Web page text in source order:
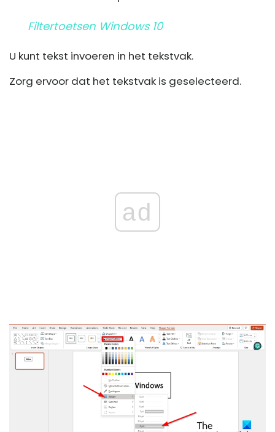
Filtertoetsen Windows 10
U kunt tekst invoeren in het tekstvak.
Zorg ervoor dat het tekstvak is geselecteerd.
ad